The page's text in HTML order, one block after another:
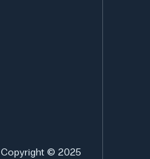
Copyright © 2025